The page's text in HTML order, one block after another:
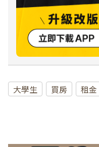
大學生 買房 租金